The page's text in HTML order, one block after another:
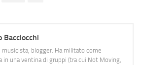
Bacciocchi
musicista, blogger. Ha militato come
in una ventina di gruppi (tra cui Not Moving,